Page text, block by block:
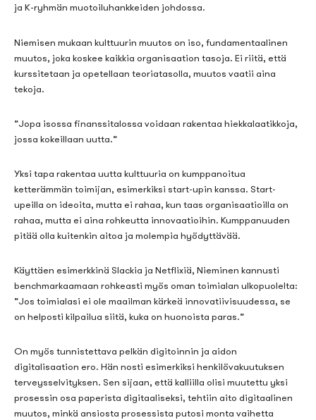
ja K-ryhmän muotoiluhankkeiden johdossa.
Niemisen mukaan kulttuurin muutos on iso, fundamentaalinen
muutos, joka koskee kaikkia organisaation tasoja. Ei riitä, että
kurssitetaan ja opetellaan teoriatasolla, muutos vaatii aina
tekoja.
”Jopa isossa finanssitalossa voidaan rakentaa hiekkalaatikkoja,
jossa kokeillaan uutta.”
Yksi tapa rakentaa uutta kulttuuria on kumppanoitua
ketterämmän toimijan, esimerkiksi start-upin kanssa. Start-
upeilla on ideoita, mutta ei rahaa, kun taas organisaatioilla on
rahaa, mutta ei aina rohkeutta innovaatioihin. Kumppanuuden
pitää olla kuitenkin aitoa ja molempia hyödyttävää.
Käyttäen esimerkkinä Slackia ja Netflixiä, Nieminen kannusti
benchmarkaamaan rohkeasti myös oman toimialan ulkopuolelta:
”Jos toimialasi ei ole maailman kärkeä innovatiivisuudessa, se
on helposti kilpailua siitä, kuka on huonoista paras.”
On myös tunnistettava pelkän digitoinnin ja aidon
digitalisaation ero. Hän nosti esimerkiksi henkilövakuutuksen
terveysselvityksen. Sen sijaan, että kalliilla olisi muutettu yksi
prosessin osa paperista digitaaliseksi, tehtiin aito digitaalinen
muutos, minkä ansiosta prosessista putosi monta vaihetta